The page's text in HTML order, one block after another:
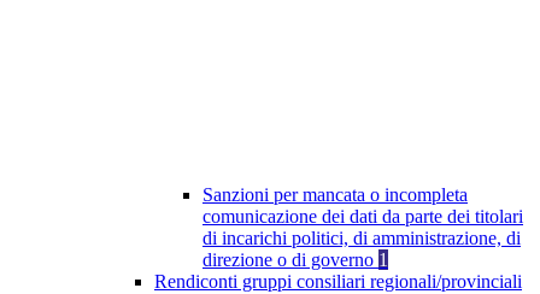
Sanzioni per mancata o incompleta
comunicazione dei dati da parte dei titolari
di incarichi politici, di amministrazione, di
direzione o di governo 1
Rendiconti gruppi consiliari regionali/provinciali